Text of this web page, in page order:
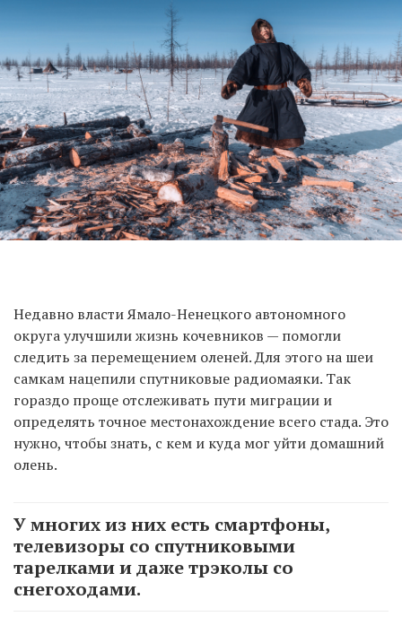
Недавно власти Ямало-Ненецкого автономного
округа улучшили жизнь кочевников — помогли
следить за перемещением оленей. Для этого на шеи
самкам нацепили спутниковые радиомаяки. Так
гораздо проще отслеживать пути миграции и
определять точное местонахождение всего стада. Это
нужно, чтобы знать, с кем и куда мог уйти домашний
олень.
У многих из них есть смартфоны,
телевизоры со спутниковыми
тарелками и даже трэколы со
снегоходами.